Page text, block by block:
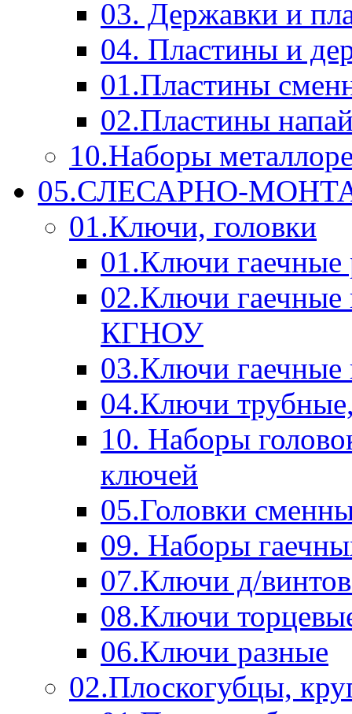
03. Державки и
04. Пластины и
01.Пластины
02.Пластины
10.Наборы
05.СЛЕСАРНО-
01.Ключи, головки
01.Ключи
02.Ключи
КГНОУ
03.Ключи
04.Ключи
10. Наборы
ключей
05.Головки
09. Наборы
07.Ключи д/
08.Ключи
06.Ключи разные
02.Плоскогубцы,